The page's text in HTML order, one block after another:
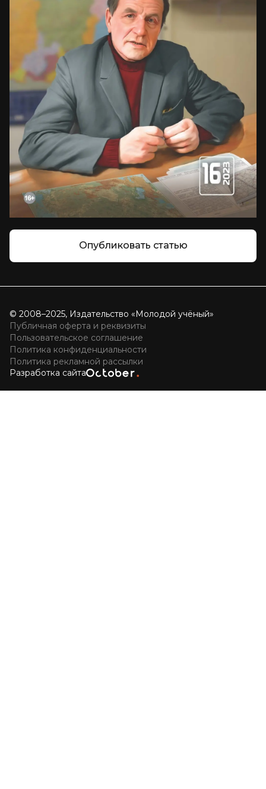
Опубликовать статью
© 2008–2025, Издательство «Молодой учёный»
Публичная оферта и реквизиты
Пользовательское соглашение
Политика конфиденциальности
Политика рекламной рассылки
Разработка сайта